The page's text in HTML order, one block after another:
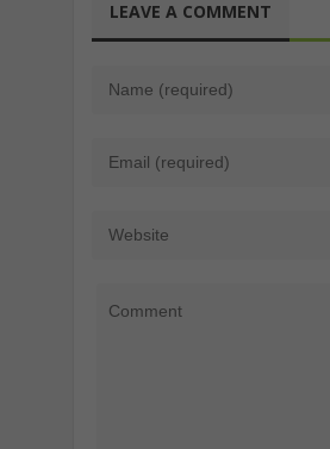
LEAVE A COMMENT